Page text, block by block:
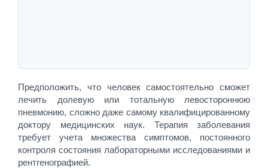
Предположить, что человек самостоятельно сможет
лечить долевую или тотальную левостороннюю
пневмонию, сложно даже самому квалифицированному
доктору медицинских наук. Терапия заболевания
требует учета множества симптомов, постоянного
контроля состояния лабораторными исследованиями и
рентгенографией.